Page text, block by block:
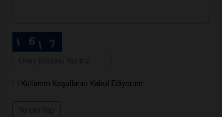
Kullanım Koşullarını Kabul Ediyorum.
Yorum Yap